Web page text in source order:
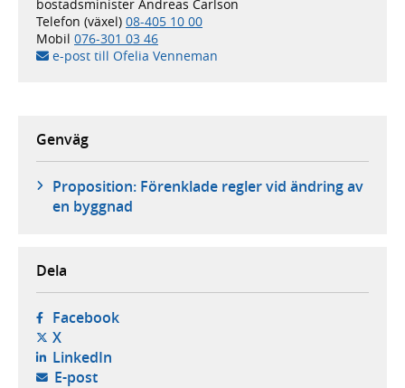
bostadsminister Andreas Carlson
Telefon (växel) 08-405 10 00
Mobil 076-301 03 46
e-post till Ofelia Venneman
Genväg
Proposition: Förenklade regler vid ändring av
en byggnad
Dela
Facebook- öppnas i ny flik, extern webbplats,
X- öppnas i ny flik, extern webbplats,
LinkedIn- öppnas i ny flik, extern webbplats,
E-post- öppnar din e-postklient,